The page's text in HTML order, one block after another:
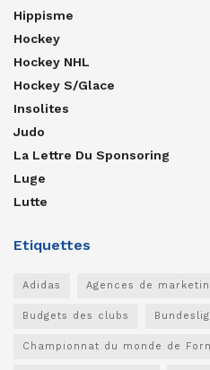
Hippisme
Hockey
Hockey NHL
Hockey S/glace
Insolites
Judo
La Lettre Du Sponsoring
Luge
Lutte
Etiquettes
Adidas Agences de
Budgets des clubs
Championnat du monde de